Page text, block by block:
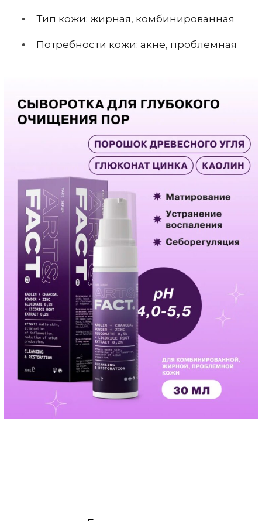
Тип кожи: жирная, комбинированная
Потребности кожи: акне, проблемная